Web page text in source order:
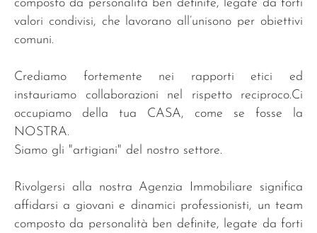
composto da personalità ben definite, legate da forti
valori condivisi, che lavorano all’unisono per obiettivi
comuni.
Crediamo fortemente nei rapporti etici ed
instauriamo collaborazioni nel rispetto reciproco.Ci
occupiamo della tua CASA, come se fosse la
NOSTRA.
Siamo gli "artigiani" del nostro settore.
Rivolgersi alla nostra Agenzia Immobiliare significa
affidarsi a giovani e dinamici professionisti, un team
composto da personalità ben definite, legate da forti